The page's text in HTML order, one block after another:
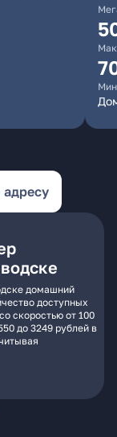
адресу
домашний
доступных
скоростью от 100
до 3249 рублей в